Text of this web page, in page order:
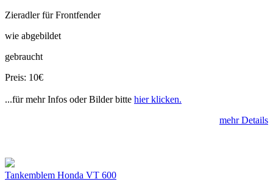
Zieradler für Frontfender
wie abgebildet
gebraucht
Preis: 10€
...für mehr Infos oder Bilder bitte hier klicken.
mehr Details
Tankemblem Honda VT 600